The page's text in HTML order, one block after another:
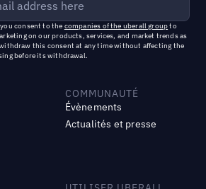
consent to the companies of the uberall groupto
on our products, services, and market trends as
this consent at any time without affecting the
before its withdrawal.
COMMUNAUTÉ
Évènements
Actualités et presse